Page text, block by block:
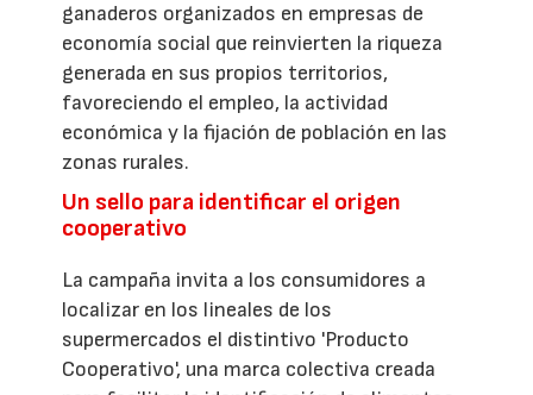
ganaderos organizados en empresas de
economía social que reinvierten la riqueza
generada en sus propios territorios,
favoreciendo el empleo, la actividad
económica y la fijación de población en las
zonas rurales.
Un sello para identificar el origen
cooperativo
La campaña invita a los consumidores a
localizar en los lineales de los
supermercados el distintivo 'Producto
Cooperativo', una marca colectiva creada